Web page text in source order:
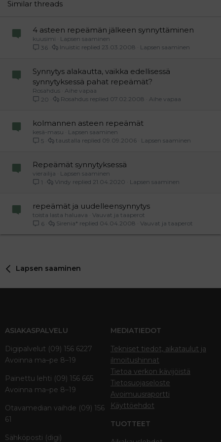
Similar threads
4 asteen repeämän jälkeen synnyttäminen
kuusimi
Lapsen saaminen
36
Lapsen saaminen
23.03.2008
Inuistic
Synnytys alakautta, vaikka edellisessä
synnytyksessä pahat repeämät?
Rosahdus Aihe vapaa
20
Aihe vapaa
07.02.2008
Rosahdus
kolmannen asteen repeämät
kesä-masu
Lapsen saaminen
5
Lapsen saaminen
09.09.2006
taustalla
Repeämät synnytyksessä
vierailija
Lapsen saaminen
1
Lapsen saaminen
21.04.2020
Vindy
repeämät ja uudelleensynnytys
toista lasta haluava
Vauvat ja taaperot
6
Vauvat ja taaperot
04.04.2008
Sirenia*
Lapsen saaminen
ASIAKASPALVELU
Digipalvelut (09) 156 6227
Avoinna ma–pe 8–19
Painettu lehti (09) 156 665
Avoinna ma–pe 8–19
Otavamedian vaihde (09) 156
61
Sähköposti (digi)
MEDIATIEDOT
Tekniset tiedot, aikataulut ja
ilmoitushinnat
Tietoa verkon kävijöistä
Tietosuojaseloste
Avoimuusraportti
Käyttöehdot
TUOTTEET